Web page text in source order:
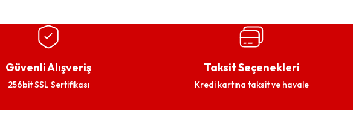
Güvenli Alışveriş
256bit SSL Sertifikası
Taksit Seçenekleri
Kredi kartına taksit ve havale